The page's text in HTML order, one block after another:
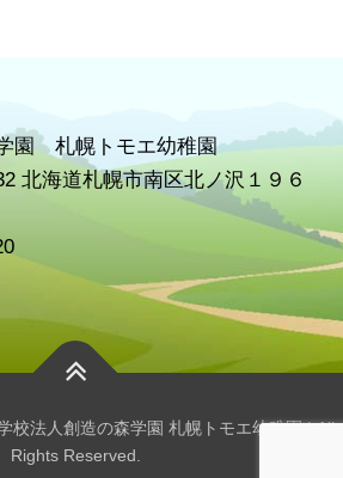
園 札幌トモエ幼稚園
北海道札幌市南区北ノ沢１９６
法人創造の森学園 札幌トモエ幼稚園 | All
Rights Reserved.